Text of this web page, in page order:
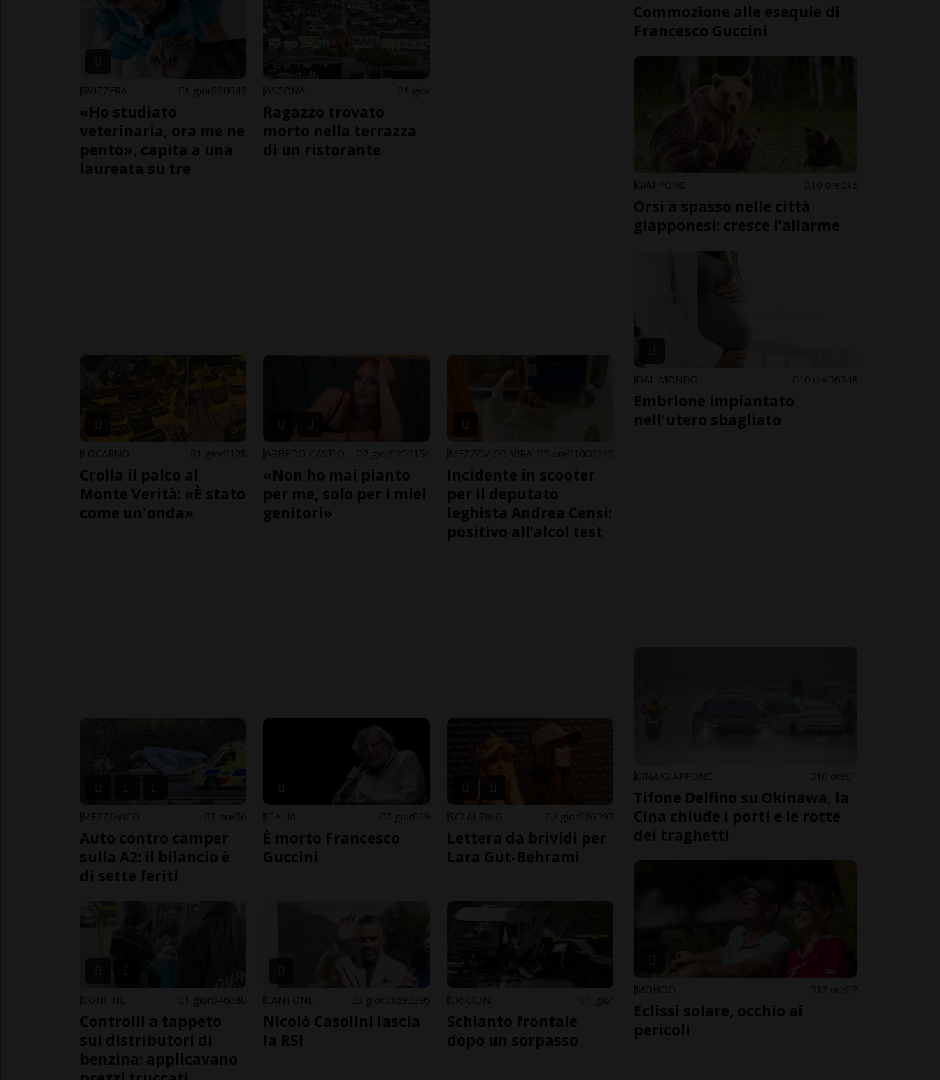
SVIZZERA 1 gior 20 43
«Ho studiato
veterinaria, ora me ne
pento», capita a una
laureata su tre
ASCONA 1 gior
Ragazzo trovato
morto nella terrazza
di un ristorante
LOCARNO 1 gior 128
Crolla il palco al
Monte Verità: «È stato
come un'onda»
2 gior 25 154
«Non ho mai pianto
per me, solo per i miei
genitori»
MEZZOVICO-VIRA 5 ore 100 235
Incidente in scooter
per il deputato
leghista Andrea Censi:
positivo all’alcol test
MEZZOVICO 2 ore 6
Auto contro camper
sulla A2: il bilancio è
di sette feriti
ITALIA 2 gior 19
È morto Francesco
Guccini
SCI ALPINO 2 gior 26 97
Lettera da brividi per
Lara Gut-Behrami
CONFINE 1 gior 46 80
Controlli a tappeto
sui distributori di
benzina: applicavano
CANTONE 3 gior 169 395
Nicolò Casolini lascia
la RSI
GRIGIONI 1 gior
Schianto frontale
dopo un sorpasso
Commozione alle esequie di
Francesco Guccini
GIAPPONE 10 ore 16
Orsi a spasso nelle città
giapponesi: cresce l’allarme
DAL MONDO 10 ore 6 48
Embrione impiantato
nell'utero sbagliato
CINA/GIAPPONE 10 ore 1
Tifone Delfino su Okinawa, la
Cina chiude i porti e le rotte
dei traghetti
MONDO 12 ore 7
Eclissi solare, occhio ai
pericoli